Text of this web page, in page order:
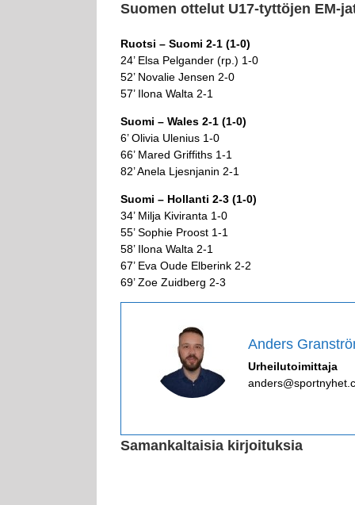
Suomen ottelut U17-tyttöjen EM-
Ruotsi – Suomi 2-1 (1-0)
24’ Elsa Pelgander (rp.) 1-0
52’ Novalie Jensen 2-0
57’ Ilona Walta 2-1
Suomi – Wales 2-1 (1-0)
6’ Olivia Ulenius 1-0
66’ Mared Griffiths 1-1
82’ Anela Ljesnjanin 2-1
Suomi – Hollanti 2-3 (1-0)
34’ Milja Kiviranta 1-0
55’ Sophie Proost 1-1
58’ Ilona Walta 2-1
67’ Eva Oude Elberink 2-2
69’ Zoe Zuidberg 2-3
Anders
Urheilutoimittaja
Samankaltaisia kirjoituksia